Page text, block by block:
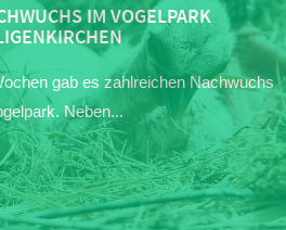
IM VOGELPARK
gab es zahlreichen Nachwuchs
Neben...